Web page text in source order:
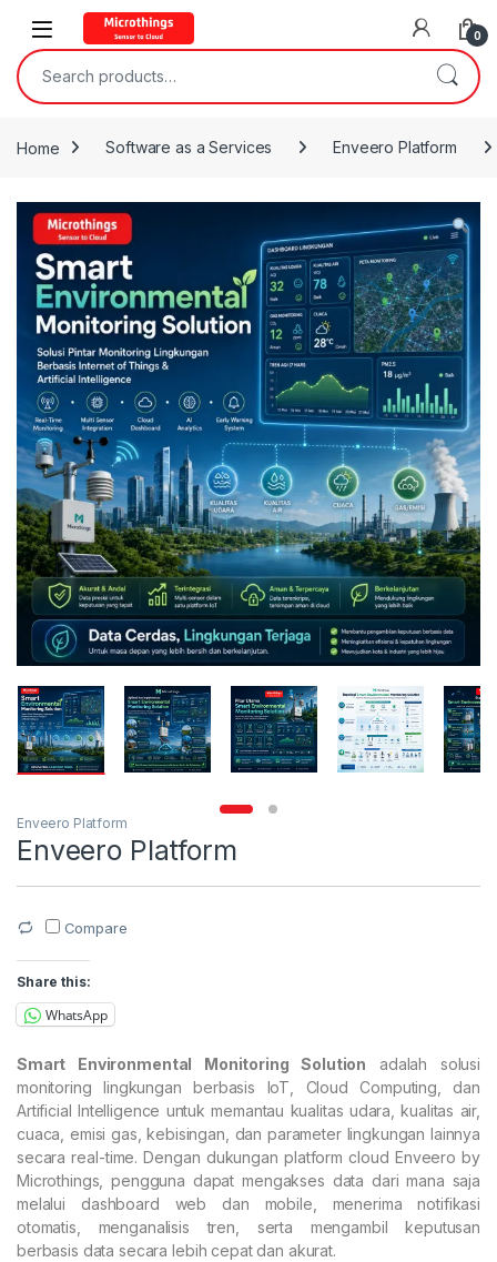
Open 0
Search for:
Home Software as a Services Enveero Platform
Enveero Platform
Enveero Platform
Compare
Share this:
WhatsApp
Smart Environmental Monitoring Solution adalah solusi
monitoring lingkungan berbasis IoT, Cloud Computing, dan
Artificial Intelligence untuk memantau kualitas udara, kualitas air,
cuaca, emisi gas, kebisingan, dan parameter lingkungan lainnya
secara real-time. Dengan dukungan platform cloud Enveero by
Microthings, pengguna dapat mengakses data dari mana saja
melalui dashboard web dan mobile, menerima notifikasi
otomatis, menganalisis tren, serta mengambil keputusan
berbasis data secara lebih cepat dan akurat.